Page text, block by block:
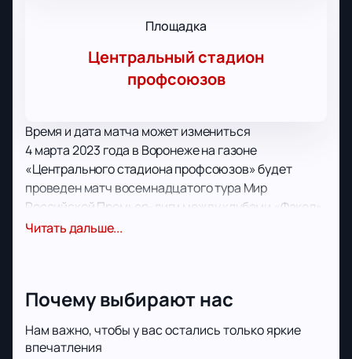
Площадка
Центральный стадион
профсоюзов
Время и дата матча может измениться
4 марта 2023 года в Воронеже на газоне
«Центрального стадиона профсоюзов» будет
проведен матч восемнадцатого тура Мир
Российской Премьер-лиги между клубами «Факел»
и «Химки».
Первого дивизиона, получив прямую путевку в
все усилия, чтобы закрепиться в когорте
Читать дальше...
Почему выбирают нас
Нам важно, чтобы у вас остались только яркие
впечатления